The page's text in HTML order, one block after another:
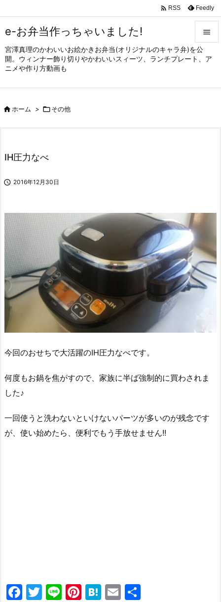
e-お弁当作っちゃいました!
宮澤真理のかわいいお絵かきお弁当(オリジナルのキャラ弁)を公
開。ウィンナー飾り切りやかわいいスィーツ、ランチプレート、ア
ニメや作り方動画も


メニュ
サイド

 RSS Feedly
ホーム > その他
IH圧力なべ
 2016年12月30日
今回のおせちで大活躍のIH圧力なべです。
何度もお鍋を焦がすので、家族に半ば強制的に買わされま
した♪
一回使うと洗わないといけないパーツが多いのが残念です
が、使い始めたら、便利でもう手放せません!!
F
T
Li Pi H
E